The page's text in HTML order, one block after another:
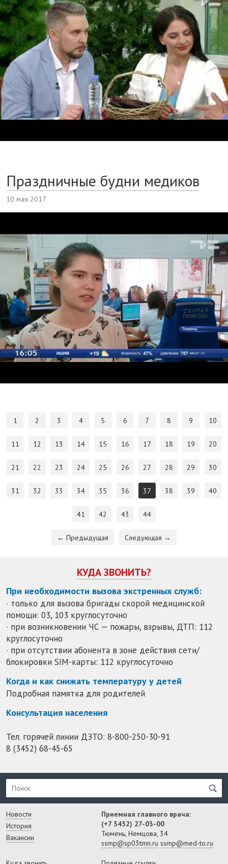
Праздничные будни медиков
10 мая 2017
1 2 3 4 5 6 7 8 9 10
11 12 13 14 15 16 17 18 19 20
21 22 23 24 25 26 27 28 29 30
31 32 33 34 35 36 37 38 39 40
41 42 43 44
← Предыдущая Следующая →
КУДА ЗВОНИТЬ?
При необходимости вызова экстренных служб:
· только для вызова бригады скорой медицинской
помощи: 03, 103 круглосуточно
· при возникновении ЧС — пожары, взрывы, ДТП: 112
круглосуточно
· при отсутствии абонента в зоне действия сети/
блокировки SIM-карты: 112 круглосуточно
Когда и как снижать температуру у детей
Подробная памятка для родителей
Консультация населения
Тел. горячей линии ДЗТО: 8-800-250-30-91
8 (3452) 68-45-65
Новости
История
Вакансии
Приемная главного врача:
(+7 3452) 27-03-00
Тюмень, Немцова, 34
ssmp@sp03tmn.ru ssmp@med-to.ru